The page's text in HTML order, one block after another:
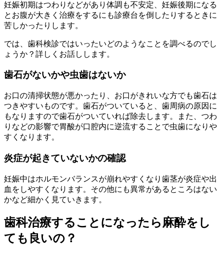
妊娠初期はつわりなどがあり体調も不安定、妊娠後期になる
とお腹が大きく治療をするにも診療台を倒したりするときに
苦しかったりします。
では、歯科検診ではいったいどのようなことを調べるのでし
ょうか？詳しくお話しします。
歯石がないかや虫歯はないか
お口の清掃状態が悪かったり、お口がきれいな方でも歯石は
つきやすいものです。歯石がついていると、歯周病の原因に
もなりますので歯石がついていれば除去します。また、つわ
りなどの影響で胃酸が口腔内に逆流することで虫歯になりや
すくなります。
炎症が起きていないかの確認
妊娠中はホルモンバランスが崩れやすくなり歯茎が炎症や出
血をしやすくなります。その他にも異常があるところはない
かなど細かく見ていきます。
歯科治療することになったら麻酔をし
ても良いの？